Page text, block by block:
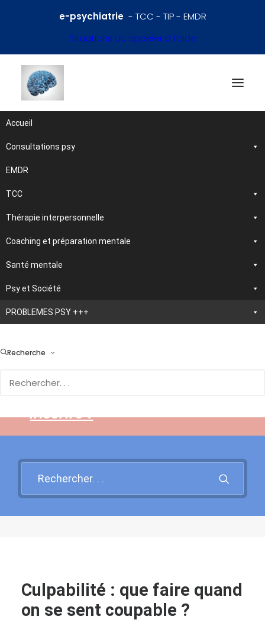
e-psychiatrie- TCC - TIP - EMDR
Situations où appeler à l’aide
Accueil
Consultations psy
EMDR
TCC
Thérapie interpersonnelle
Coaching et préparation mentale
Santé mentale
Psy et Société
PROBLEMES PSY +++
Recherche
et santé mentale
Traitements et
psychothérapies
nouvelle application
Rendez-vous sur cette page
inscrire !
Culpabilité : que faire quand
on se sent coupable ?